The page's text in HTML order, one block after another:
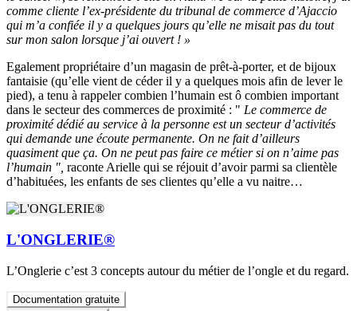
comme cliente l’ex-présidente du tribunal de commerce d’Ajaccio
qui m’a confiée il y a quelques jours qu’elle ne misait pas du tout
sur mon salon lorsque j’ai ouvert ! »
Egalement propriétaire d’un magasin de prêt-à-porter, et de bijoux
fantaisie (qu’elle vient de céder il y a quelques mois afin de lever le
pied), a tenu à rappeler combien l’humain est ô combien important
dans le secteur des commerces de proximité : " Le commerce de
proximité dédié au service à la personne est un secteur d’activités
qui demande une écoute permanente. On ne fait d’ailleurs
quasiment que ça. On ne peut pas faire ce métier si on n’aime pas
l’humain ", raconte Arielle qui se réjouit d’avoir parmi sa clientèle
d’habituées, les enfants de ses clientes qu’elle a vu naitre…
L'ONGLERIE®
L’Onglerie c’est 3 concepts autour du métier de l’ongle et du regard.
Documentation gratuite